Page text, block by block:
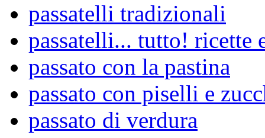
passatelli tradizionali
passatelli... tutto! ricette
passato con la pastina
passato con piselli e
passato di verdura